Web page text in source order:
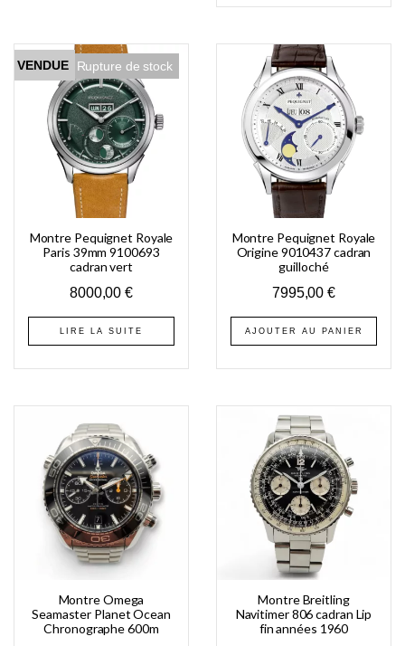
VENDUE Rupture de stock
Montre Pequignet Royale
Paris 39mm 9100693
cadran vert
8000,00€
LIRE LA SUITE
Montre Pequignet Royale
Origine 9010437 cadran
guilloché
7995,00€
AJOUTER AU PANIER
Montre Omega
Seamaster Planet Ocean
Chronographe 600m
Montre Breitling
Navitimer 806 cadran Lip
fin années 1960